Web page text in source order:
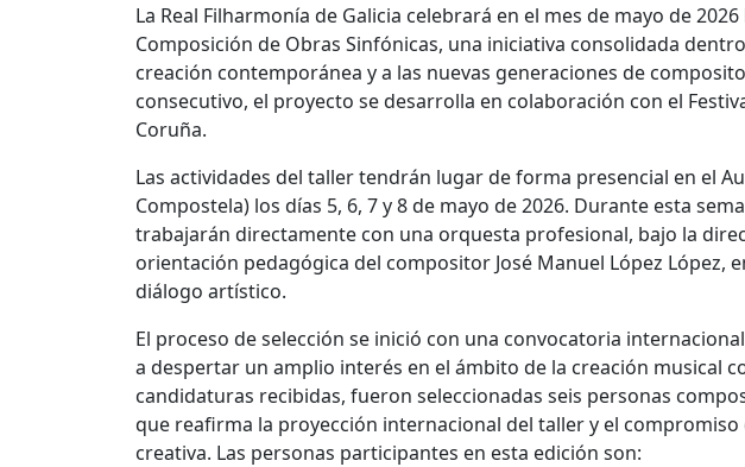
La Real Filharmonía de Galicia celebrará en el mes de mayo de
Composición de Obras Sinfónicas, una iniciativa consolidada
creación contemporánea y a las nuevas generaciones de
consecutivo, el proyecto se desarrolla en colaboración con el
Coruña.
Las actividades del taller tendrán lugar de forma presencial en el
Compostela) los días 5, 6, 7 y 8 de mayo de 2026. Durante esta
trabajarán directamente con una orquesta profesional, bajo la
orientación pedagógica del compositor José Manuel López López,
diálogo artístico.
El proceso de selección se inició con una convocatoria
a despertar un amplio interés en el ámbito de la creación musical
candidaturas recibidas, fueron seleccionadas seis personas
que reafirma la proyección internacional del taller y el compromiso
creativa. Las personas participantes en esta edición son: